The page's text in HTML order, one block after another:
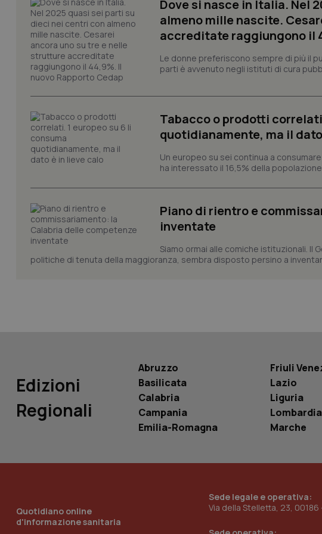
Dove si nasce in Italia. Nel
almeno mille nascite.
accreditate raggiungono il
Le donne preferiscono sempre di più il
parti è avvenuto negli istituti di cura
Tabacco o prodotti
quotidianamente, ma il
Un europeo su sei continua a
ha interessato il 16,5% della popolazione
Piano di rientro e
inventate
Siamo ormai alle comiche istituzionali. Il
politiche di tenuta della maggioranza, sembra disposto persino a
Edizioni
Regionali
Abruzzo
Basilicata
Calabria
Campania
Emilia-Romagna
Friuli
Lazio
Liguria
Lombardia
Marche
Quotidiano online
d'informazione sanitaria
Sede legale e operativa:
Via della Stelletta, 23, 00186
PHPSESSID
Nome
Fornitore/
Dominio
_ga_0VMQEQKQ1N
Nome Fornitore/
.youtube.com
__Secure-YNID